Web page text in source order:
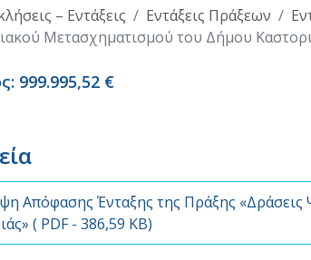
– Εντάξεις Εντάξεις Πράξεων
Μετασχηματισμού του Δήμου
999.995,52 €
Απόφασης Ένταξης της Πράξης
( PDF- 386,59 KB)